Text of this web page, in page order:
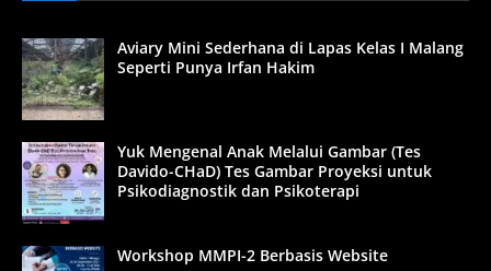
Aviary Mini Sederhana di Lapas Kelas I Malang
Seperti Punya Irfan Hakim
Yuk Mengenal Anak Melalui Gambar (Tes
Davido-CHaD) Tes Gambar Proyeksi untuk
Psikodiagnostik dan Psikoterapi
Workshop MMPI-2 Berbasis Website